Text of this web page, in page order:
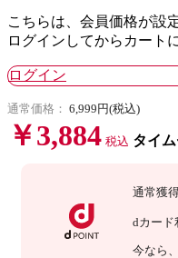
こちらは、会員価格が設
ログインしてからカート
ログイン
通常価格： 6,999円(税込)
￥3,884 税込 タイ
通常獲
dカード
今なら